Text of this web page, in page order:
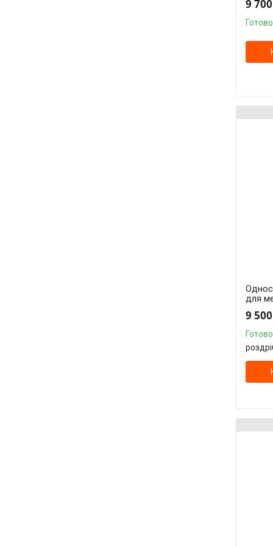
9
для
9